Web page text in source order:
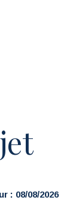
: 08/08/2026